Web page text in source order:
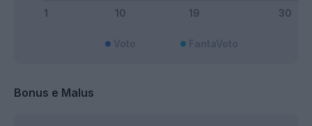
Bonus e Malus